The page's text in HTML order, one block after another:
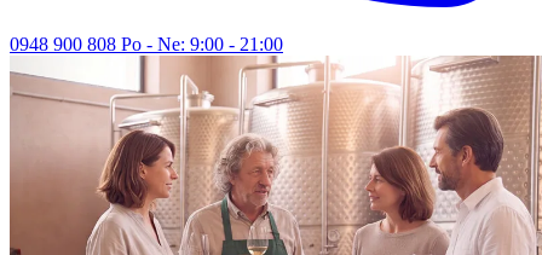
0948 900 808 Po - Ne: 9:00 - 21:00